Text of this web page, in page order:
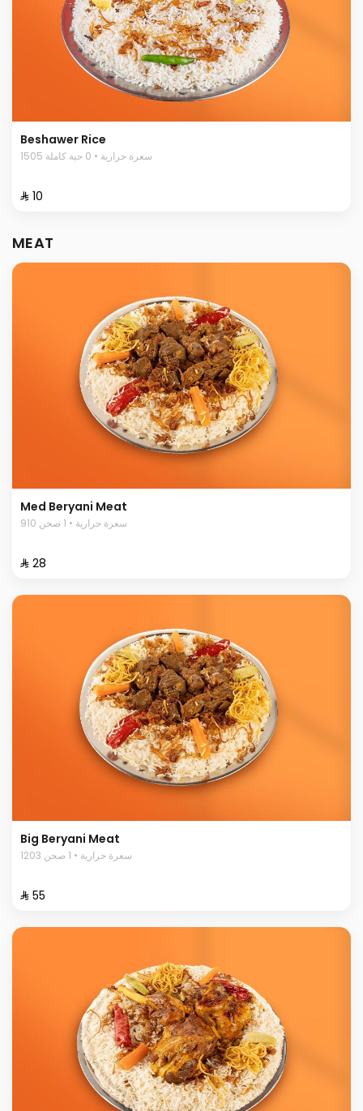
Beshawer Rice
1505 سعرة حرارية • 0 حبة كاملة
⁨⁦‪‬ 10⁩
MEAT
Med Beryani Meat
910 سعرة حرارية • 1 صحن
⁨⁦‪‬ 28⁩
Big Beryani Meat
1203 سعرة حرارية • 1 صحن
⁨⁦‪‬ 55⁩